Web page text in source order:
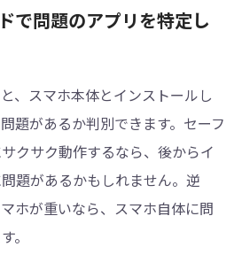
で問題のアプリを特定し
、スマホ本体とインストールし
題があるか判別できます。セーフ
クサク動作するなら、後からイ
題があるかもしれません。逆
ホが重いなら、スマホ自体に問
。